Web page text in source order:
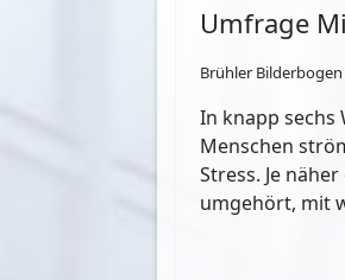
Umfrage
Brühler
In knapp
Menschen
Stress. Je
umgehört, mit